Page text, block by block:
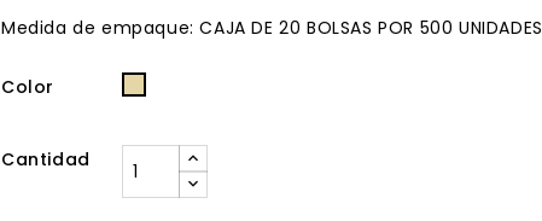
Medida de empaque: CAJA DE 20 BOLSAS POR 500 UNIDADES
Color Beige.
Cantidad